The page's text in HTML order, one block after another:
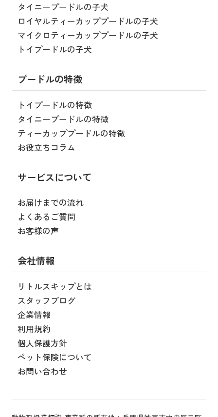
タイニープードルの子犬
ロイヤルティーカッププードルの子犬
マイクロティーカッププードルの子犬
トイプードルの子犬
プードルの特徴
トイプードルの特徴
タイニープードルの特徴
ティーカッププードルの特徴
お役立ちコラム
サービスについて
お届けまでの流れ
よくあるご質問
お客様の声
会社情報
リトルスキップとは
スタッフブログ
企業情報
利用規約
個人保護方針
ペット保険について
お問い合わせ